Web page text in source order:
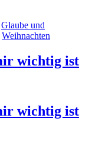
Glaube und
Weihnachten
wichtig ist
wichtig ist